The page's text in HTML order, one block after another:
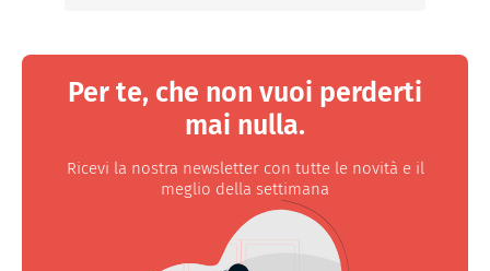
Per te, che non vuoi perderti
mai nulla.
Ricevi la nostra newsletter con tutte le novità e il
meglio della settimana